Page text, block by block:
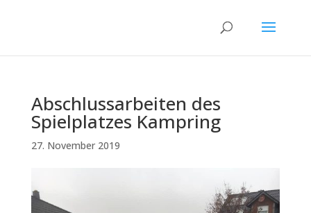
Abschlussarbeiten des
Spielplatzes Kampring
27. November 2019